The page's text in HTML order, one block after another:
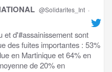
@Solidarites_Int ·
et d'#assainissement sont
des fuites importantes : 53%
en Martinique et 64% en
de 20% en